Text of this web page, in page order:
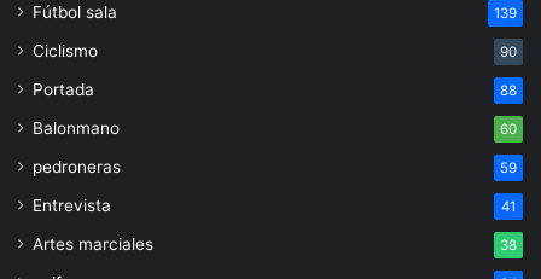
Fútbol sala 139
Ciclismo 90
Portada 88
Balonmano 60
pedroneras 59
Entrevista 41
Artes marciales 38